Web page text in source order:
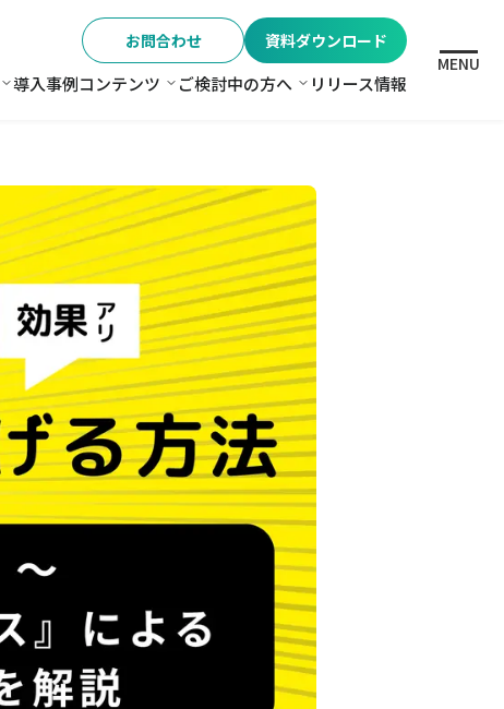
お問合わせ 資料ダウンロード
価格
導入事例コンテンツ コンテンツ
ご検討中の方へ ご検討中の方へ
リリース情報
MENU